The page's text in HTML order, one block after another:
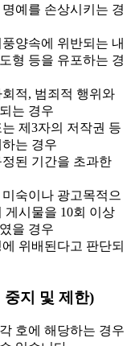
예를 손상시키는 경
양속에 위반되는 내
형 등을 유포하는 경
적, 범죄적 행위와
는 경우
제3자의 저작권 등
는 경우
된 기간을 초과한
숙이나 광고목적으
게시물을 10회 이상
을 경우
위배된다고 판단되
중지 및 제한)
호에 해당하는 경우